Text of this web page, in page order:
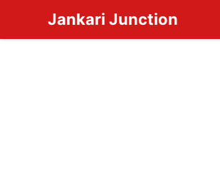
content
Jankari Junction